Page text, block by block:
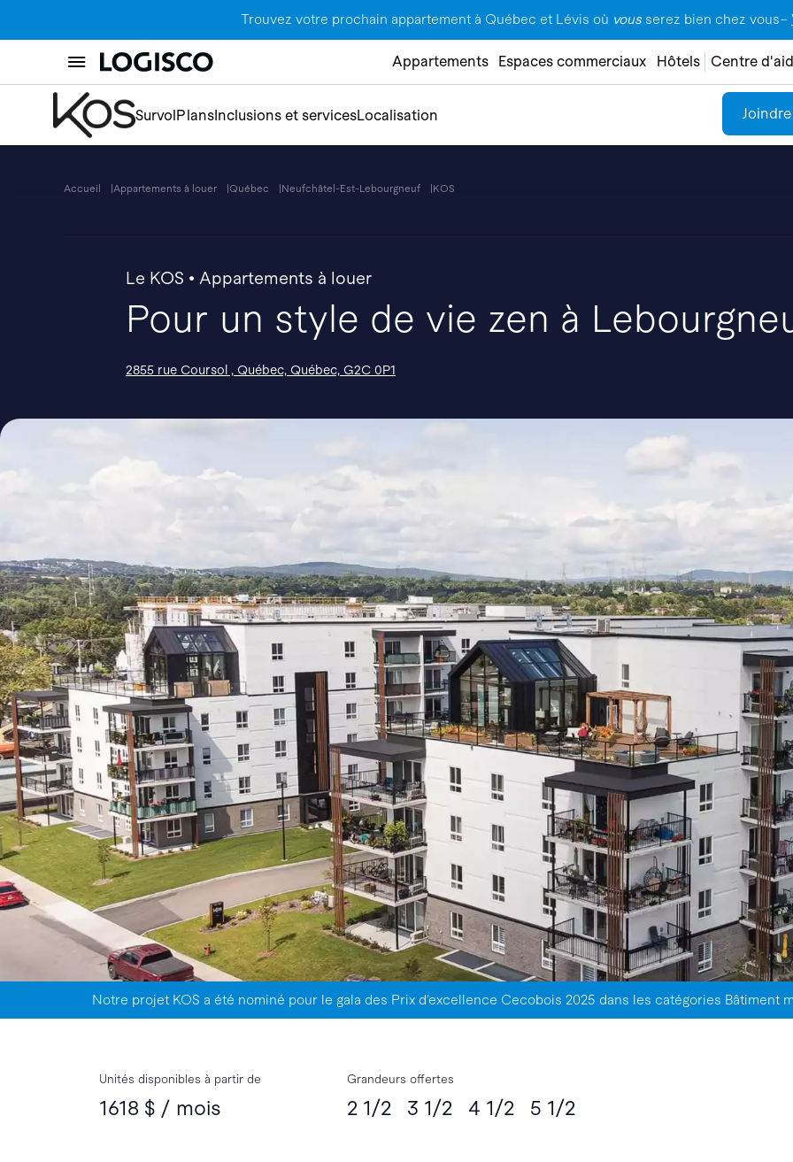
Trouvez votre prochain appartement à Québec et Lévis où vous serez bien chez vous–
Appartements Espaces commerciaux Hôtels Centre
SurvolPlansInclusions et servicesLocalisation
Accueil Appartements à louer Québec Neufchâtel-Est-Lebourgneuf KOS
Le KOS • Appartements à louer
Pour un style de vie zen à
2855 rue Coursol , Québec, Québec, G2C 0P1
Notre projet KOS a été nominé pour le gala des Prix d’excellence Cecobois 2025 dans les catégories
Unités disponibles à partir de
1618 $ / mois
Grandeurs offertes
2 1/2 3 1/2 4 1/2 5 1/2